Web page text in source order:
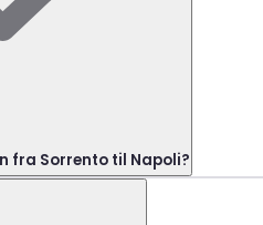
fra Sorrento til Napoli?